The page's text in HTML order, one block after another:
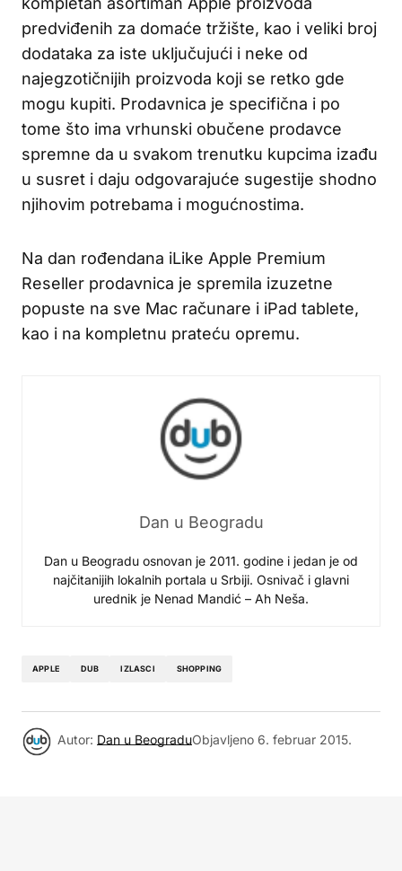
predviđenih za domaće tržište, kao i veliki broj
dodataka za iste uključujući i neke od
najegzotičnijih proizvoda koji se retko gde
mogu kupiti. Prodavnica je specifična i po
tome što ima vrhunski obučene prodavce
spremne da u svakom trenutku kupcima izađu
u susret i daju odgovarajuće sugestije shodno
njihovim potrebama i mogućnostima.
Na dan rođendana iLike Apple Premium
Reseller prodavnica je spremila izuzetne
popuste na sve Mac računare i iPad tablete,
kao i na kompletnu prateću opremu.
Dan u Beogradu
Dan u Beogradu osnovan je 2011. godine i jedan je od
najčitanijih lokalnih portala u Srbiji. Osnivač i glavni
urednik je Nenad Mandić – Ah Neša.
APPLE DUB IZLASCI SHOPPING
Autor: Dan u BeograduObjavljeno 6. februar 2015.